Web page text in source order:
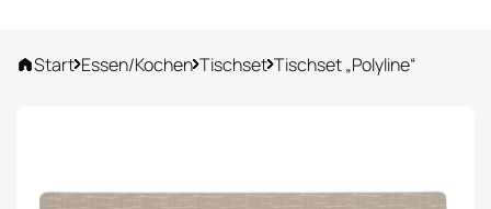
Start Essen/Kochen Tischset Tischset „Polyline“